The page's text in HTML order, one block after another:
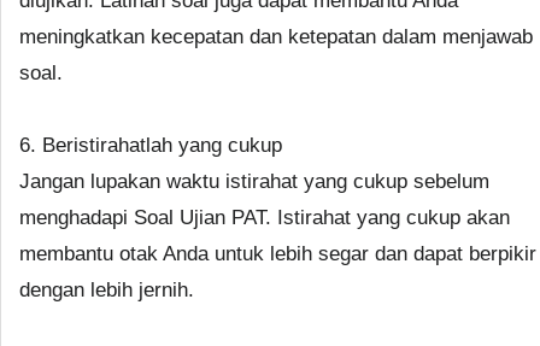
meningkatkan kecepatan dan ketepatan dalam menjawab
soal.
6. Beristirahatlah yang cukup
Jangan lupakan waktu istirahat yang cukup sebelum
menghadapi Soal Ujian PAT. Istirahat yang cukup akan
membantu otak Anda untuk lebih segar dan dapat berpikir
dengan lebih jernih.